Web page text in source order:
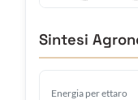
Sintesi
Energia per ettaro